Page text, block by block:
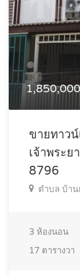
ขายทาว
เจ้าพระ
8796
ตำบล บ้าน
3 ห้องนอน
17 ตารางวา